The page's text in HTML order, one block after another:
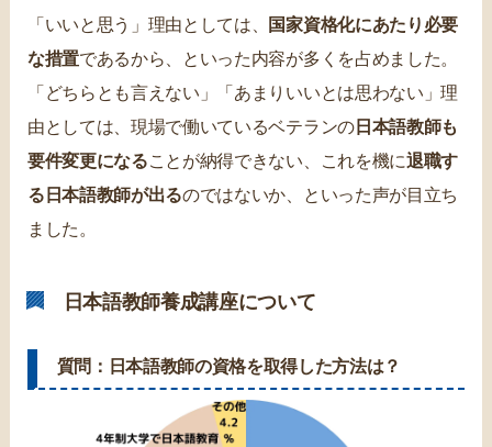
「いいと思う」理由としては、
国家資格化にあたり必要
な措置であるから、といった内容が多くを占めました。
「どちらとも言えない」「あまりいいとは思わない」理
由としては、現場で働いているベテランの日本語教師も
要件変更になることが納得できない、これを機に退職す
る日本語教師が出るのではないか、といった声が目立ち
ました。
日本語教師養成講座について
質問：日本語教師の資格を取得した方法は？